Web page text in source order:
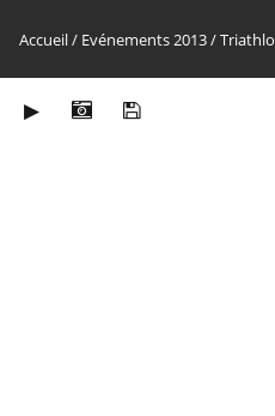
Accueil/ Evénements 2013/